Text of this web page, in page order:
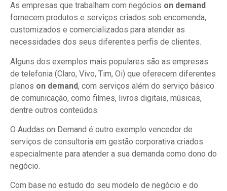
As empresas que trabalham com negócios on demand
fornecem produtos e serviços criados sob encomenda,
customizados e comercializados para atender as
necessidades dos seus diferentes perfis de clientes.
Alguns dos exemplos mais populares são as empresas
de telefonia (Claro, Vivo, Tim, Oi) que oferecem diferentes
planos on demand, com serviços além do serviço básico
de comunicação, como filmes, livros digitais, músicas,
dentre outros conteúdos.
O Auddas on Demand é outro exemplo vencedor de
serviços de consultoria em gestão corporativa criados
especialmente para atender a sua demanda como dono do
negócio.
Com base no estudo do seu modelo de negócio e do